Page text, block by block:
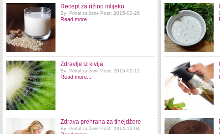
Recept za rižino mlijeko
By: Portal za žene Post: 2015-02-26
Read more...
Zdravlje iz kivija
By: Portal za žene Post: 2015-02-12
Read more...
Zdrava prehrana za tinejdžere
By: Portal za žene Post: 2014-12-04